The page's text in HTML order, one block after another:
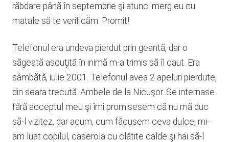
răbdare până în septembrie şi atunci merg eu cu
matale să te verificăm. Promit!
Telefonul era undeva pierdut prin geantă, dar o
săgeată ascuţită în inimă m-a trimis să îl caut. Era
sâmbătă, iulie 2001. Telefonul avea 2 apeluri pierdute,
din seara trecută. Ambele de la Nicuşor. Se internase
fără acceptul meu şi îmi promisesem că nu mă duc
să-l vizitez, dar acum, cum făcusem ceva dulce, mi-
am luat copilul, caserola cu clătite calde şi hai să-l